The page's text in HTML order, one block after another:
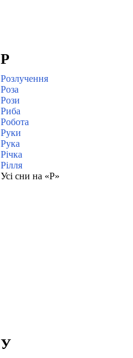
Р
Розлучення
Роза
Рози
Риба
Робота
Руки
Рука
Річка
Рілля
Усі сни на «Р»
У